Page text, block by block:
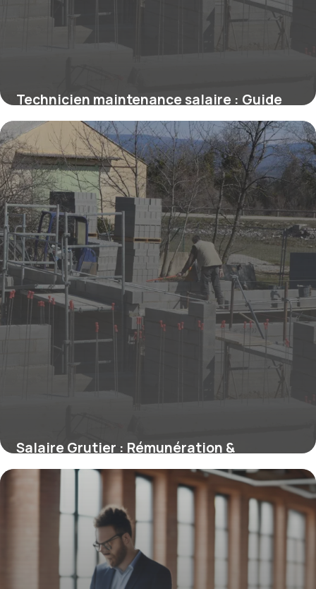
Technicien maintenance salaire : Guide
2026
23 mai 2026
Salaire Grutier : Rémunération &
Évolution 2026